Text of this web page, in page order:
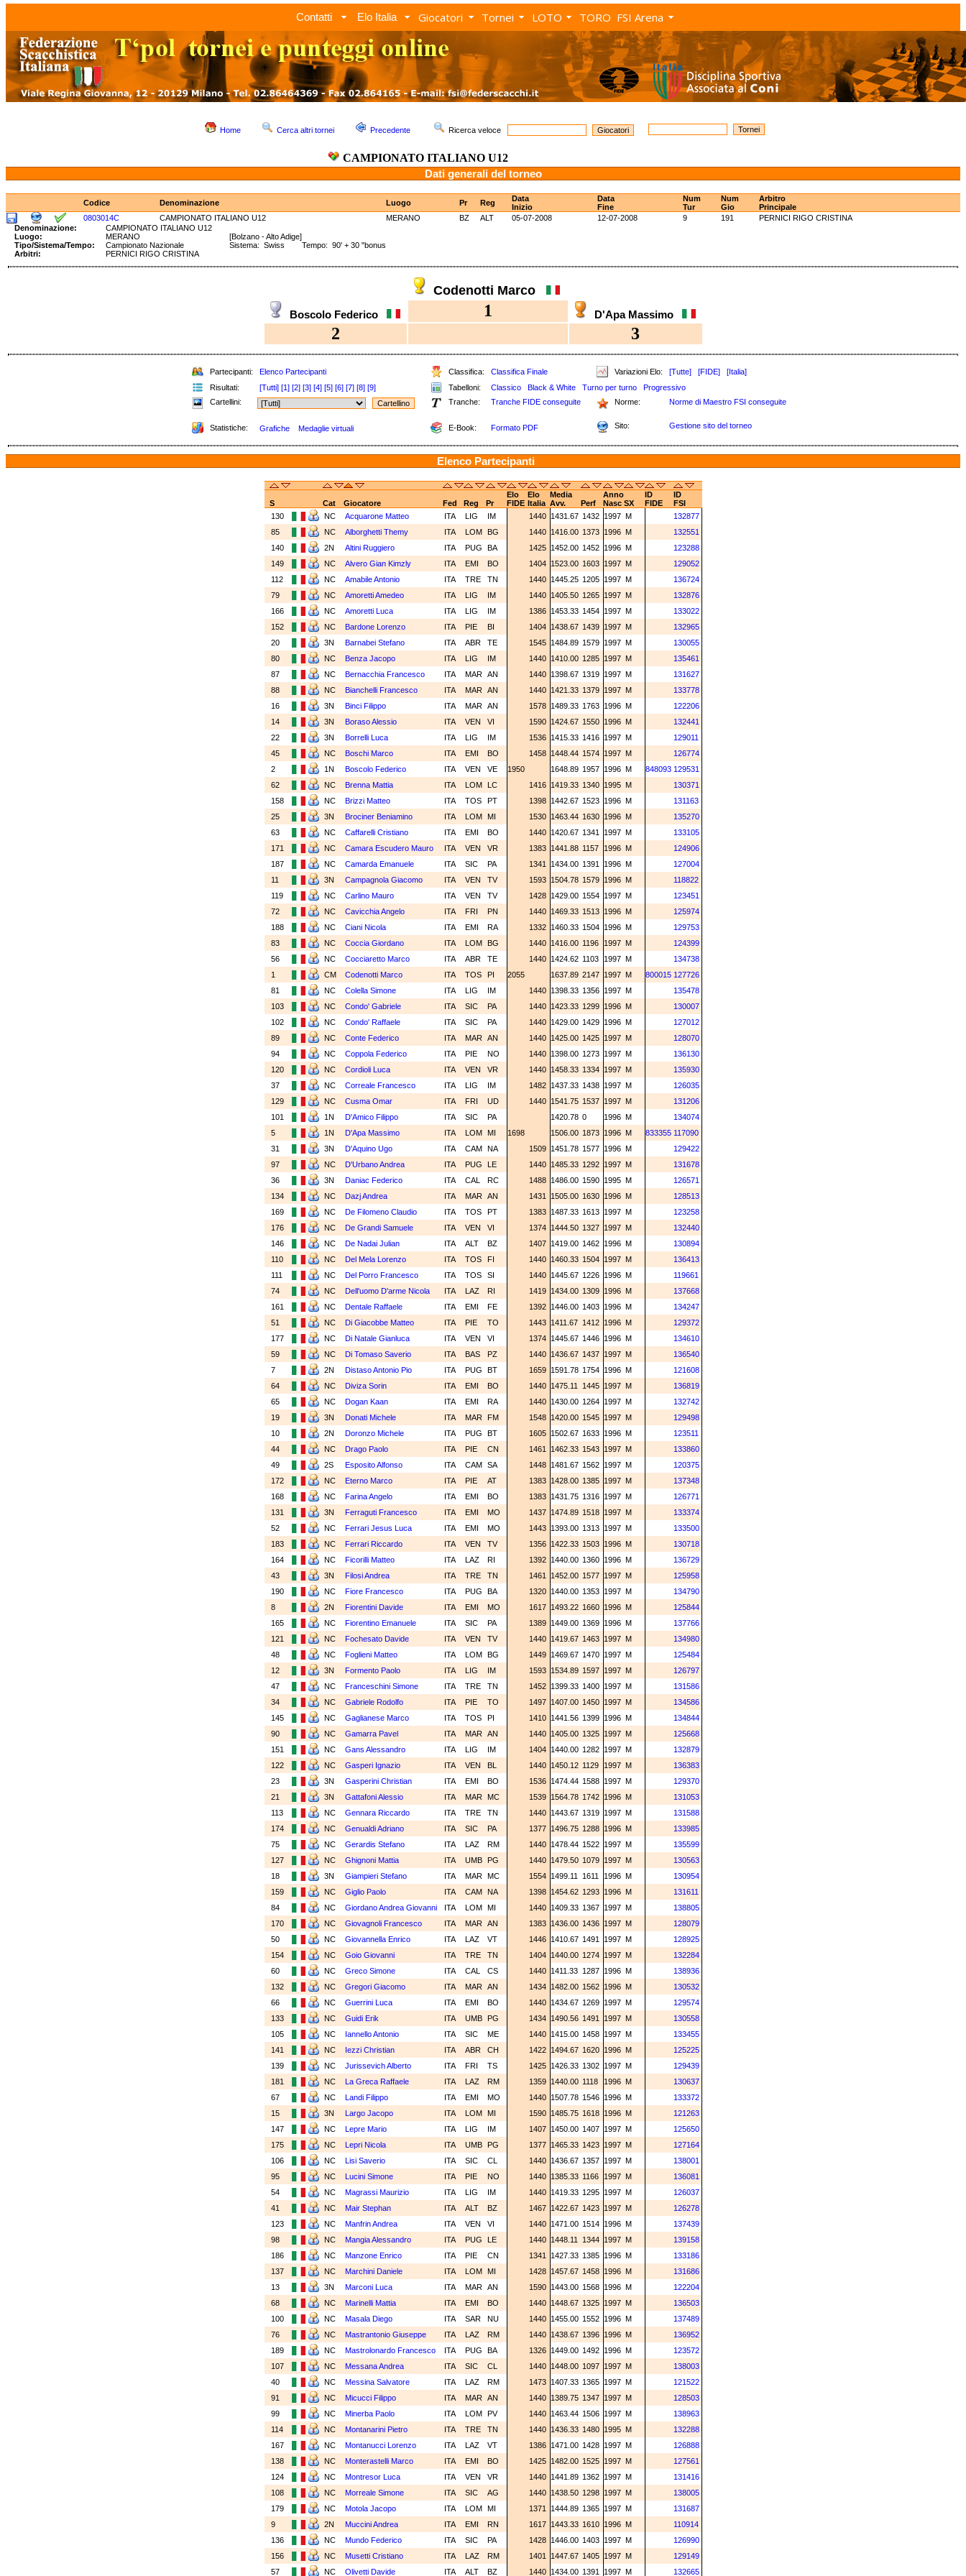
Contatti Elo Italia Giocatori Tornei LOTO TORO FSI Arena
Home Cerca altri tornei Precedente Ricerca veloce
CAMPIONATO ITALIANO U12
Dati generali del torneo
Codice Denominazione Luogo Pr Reg
Data
Inizio
Data
Fine
Num
Tur
Num
Gio
Arbitro
Principale
0803014C
CAMPIONATO ITALIANO U12 MERANO BZ ALT 05-07-2008 12-07-2008 9 191
PERNICI RIGO CRISTINA
Denominazione:
CAMPIONATO ITALIANO U12
Luogo:
MERANO
[Bolzano - Alto Adige]
Tipo/Sistema/Tempo:
Campionato Nazionale
Sistema: Swiss Tempo: 90' + 30 "bonus
Arbitri:
PERNICI RIGO CRISTINA
Codenotti Marco
Boscolo Federico 1 D'Apa Massimo
2 3
Partecipanti: Elenco Partecipanti Classifica: Classifica Finale Variazioni Elo: [Tutte] [FIDE]
[Italia]
Risultati:
[Tutti] [1] [2] [3] [4] [5] [6] [7] [8] [9] Tabelloni: Classico Black & White Turno per turno
Progressivo
Cartellini:
Tranche: Tranche FIDE conseguite Norme: Norme di Maestro FSI conseguite
Statistiche: Grafiche Medaglie virtuali E-Book: Formato PDF Sito: Gestione sito del torneo
Elenco Partecipanti
Elo Elo Media Anno ID
ID
S
Cat Giocatore Fed Reg Pr FIDE Italia Avv. Perf Nasc SX FIDE
FSI
130
NC Acquarone Matteo ITA LIG IM 1440 1431.67 1432 1997 M
132877
85
NC Alborghetti Themy ITA LOM BG 1440 1416.00 1373 1996 M
132551
140
2N Altini Ruggiero ITA PUG BA 1425 1452.00 1452 1996 M
123288
149
NC Alvero Gian Kimzly ITA EMI BO 1404 1523.00 1603 1997 M
129052
112
NC Amabile Antonio ITA TRE TN 1440 1445.25 1205 1997 M
136724
79
NC Amoretti Amedeo ITA LIG IM 1440 1405.50 1265 1997 M
132876
166
NC Amoretti Luca ITA LIG IM 1386 1453.33 1454 1997 M
133022
152
NC Bardone Lorenzo ITA PIE BI 1404 1438.67 1439 1997 M
132965
20
3N Barnabei Stefano ITA ABR TE 1545 1484.89 1579 1997 M
130055
80
NC Benza Jacopo ITA LIG IM 1440 1410.00 1285 1997 M
135461
87
NC Bernacchia Francesco ITA MAR AN 1440 1398.67 1319 1997 M
131627
88
NC Bianchelli Francesco ITA MAR AN 1440 1421.33 1379 1997 M
133778
16
3N Binci Filippo ITA MAR AN 1578 1489.33 1763 1996 M
122206
14
3N Boraso Alessio ITA VEN VI 1590 1424.67 1550 1996 M
132441
22
3N Borrelli Luca ITA LIG IM 1536 1415.33 1416 1997 M
129011
45
NC Boschi Marco ITA EMI BO 1458 1448.44 1574 1997 M
126774
2
1N Boscolo Federico ITA VEN VE 1950 1648.89 1957 1996 M 848093 129531
62
NC Brenna Mattia ITA LOM LC 1416 1419.33 1340 1995 M
130371
158
NC Brizzi Matteo ITA TOS PT 1398 1442.67 1523 1996 M
131163
25
3N Brociner Beniamino ITA LOM MI 1530 1463.44 1630 1996 M
135270
63
NC Caffarelli Cristiano ITA EMI BO 1440 1420.67 1341 1997 M
133105
171
NC Camara Escudero Mauro ITA VEN VR 1383 1441.88 1157 1996 M
124906
187
NC Camarda Emanuele ITA SIC PA 1341 1434.00 1391 1996 M
127004
11
3N Campagnola Giacomo ITA VEN TV 1593 1504.78 1579 1996 M
118822
119
NC Carlino Mauro ITA VEN TV 1428 1429.00 1554 1997 M
123451
72
NC Cavicchia Angelo ITA FRI PN 1440 1469.33 1513 1996 M
125974
188
NC Ciani Nicola ITA EMI RA 1332 1460.33 1504 1996 M
129753
83
NC Coccia Giordano ITA LOM BG 1440 1416.00 1196 1997 M
124399
56
NC Cocciaretto Marco ITA ABR TE 1440 1424.62 1103 1997 M
134738
1
CM Codenotti Marco ITA TOS PI 2055 1637.89 2147 1997 M 800015 127726
81
NC Colella Simone ITA LIG IM 1440 1398.33 1356 1997 M
135478
103
NC Condo' Gabriele ITA SIC PA 1440 1423.33 1299 1996 M
130007
102
NC Condo' Raffaele ITA SIC PA 1440 1429.00 1429 1996 M
127012
89
NC Conte Federico ITA MAR AN 1440 1425.00 1425 1997 M
128070
94
NC Coppola Federico ITA PIE NO 1440 1398.00 1273 1997 M
136130
120
NC Cordioli Luca ITA VEN VR 1440 1458.33 1334 1997 M
135930
37
NC Correale Francesco ITA LIG IM 1482 1437.33 1438 1997 M
126035
129
NC Cusma Omar ITA FRI UD 1440 1541.75 1537 1997 M
131206
101
1N D'Amico Filippo ITA SIC PA 1420.78 0 1996 M
134074
5
1N D'Apa Massimo ITA LOM MI 1698 1506.00 1873 1996 M 833355 117090
31
3N D'Aquino Ugo ITA CAM NA 1509 1451.78 1577 1996 M
129422
97
NC D'Urbano Andrea ITA PUG LE 1440 1485.33 1292 1997 M
131678
36
3N Daniac Federico ITA CAL RC 1488 1486.00 1590 1995 M
126571
134
NC Dazj Andrea ITA MAR AN 1431 1505.00 1630 1996 M
128513
169
NC De Filomeno Claudio ITA TOS PT 1383 1487.33 1613 1997 M
123258
176
NC De Grandi Samuele ITA VEN VI 1374 1444.50 1327 1997 M
132440
146
NC De Nadai Julian ITA ALT BZ 1407 1419.00 1462 1996 M
130894
110
NC Del Mela Lorenzo ITA TOS FI 1440 1460.33 1504 1997 M
136413
111
NC Del Porro Francesco ITA TOS SI 1440 1445.67 1226 1996 M
119661
74
NC Dell'uomo D'arme Nicola ITA LAZ RI 1419 1434.00 1309 1996 M
137668
161
NC Dentale Raffaele ITA EMI FE 1392 1446.00 1403 1996 M
134247
51
NC Di Giacobbe Matteo ITA PIE TO 1443 1411.67 1412 1996 M
129372
177
NC Di Natale Gianluca ITA VEN VI 1374 1445.67 1446 1996 M
134610
59
NC Di Tomaso Saverio ITA BAS PZ 1440 1436.67 1437 1997 M
136540
7
2N Distaso Antonio Pio ITA PUG BT 1659 1591.78 1754 1996 M
121608
64
NC Diviza Sorin ITA EMI BO 1440 1475.11 1445 1997 M
136819
65
NC Dogan Kaan ITA EMI RA 1440 1430.00 1264 1997 M
132742
19
3N Donati Michele ITA MAR FM 1548 1420.00 1545 1997 M
129498
10
2N Doronzo Michele ITA PUG BT 1605 1502.67 1633 1996 M
123511
44
NC Drago Paolo ITA PIE CN 1461 1462.33 1543 1997 M
133860
49
2S Esposito Alfonso ITA CAM SA 1448 1481.67 1562 1997 M
120375
172
NC Eterno Marco ITA PIE AT 1383 1428.00 1385 1997 M
137348
168
NC Farina Angelo ITA EMI BO 1383 1431.75 1316 1997 M
126771
131
3N Ferraguti Francesco ITA EMI MO 1437 1474.89 1518 1997 M
133374
52
NC Ferrari Jesus Luca ITA EMI MO 1443 1393.00 1313 1997 M
133500
183
NC Ferrari Riccardo ITA VEN TV 1356 1422.33 1503 1996 M
130718
164
NC Ficorilli Matteo ITA LAZ RI 1392 1440.00 1360 1996 M
136729
43
3N Filosi Andrea ITA TRE TN 1461 1452.00 1577 1997 M
125958
190
NC Fiore Francesco ITA PUG BA 1320 1440.00 1353 1997 M
134790
8
2N Fiorentini Davide ITA EMI MO 1617 1493.22 1660 1996 M
125844
165
NC Fiorentino Emanuele ITA SIC PA 1389 1449.00 1369 1996 M
137766
121
NC Fochesato Davide ITA VEN TV 1440 1419.67 1463 1997 M
134980
48
NC Foglieni Matteo ITA LOM BG 1449 1469.67 1470 1997 M
125484
12
3N Formento Paolo ITA LIG IM 1593 1534.89 1597 1997 M
126797
47
NC Franceschini Simone ITA TRE TN 1452 1399.33 1400 1997 M
131586
34
NC Gabriele Rodolfo ITA PIE TO 1497 1407.00 1450 1997 M
134586
145
NC Gaglianese Marco ITA TOS PI 1410 1441.56 1399 1996 M
134844
90
NC Gamarra Pavel ITA MAR AN 1440 1405.00 1325 1997 M
125668
151
NC Gans Alessandro ITA LIG IM 1404 1440.00 1282 1997 M
132879
122
NC Gasperi Ignazio ITA VEN BL 1440 1450.12 1129 1997 M
136383
23
3N Gasperini Christian ITA EMI BO 1536 1474.44 1588 1997 M
129370
21
3N Gattafoni Alessio ITA MAR MC 1539 1564.78 1742 1996 M
131053
113
NC Gennara Riccardo ITA TRE TN 1440 1443.67 1319 1997 M
131588
174
NC Genualdi Adriano ITA SIC PA 1377 1496.75 1288 1996 M
133985
75
NC Gerardis Stefano ITA LAZ RM 1440 1478.44 1522 1997 M
135599
127
NC Ghignoni Mattia ITA UMB PG 1440 1479.50 1079 1997 M
130563
18
3N Giampieri Stefano ITA MAR MC 1554 1499.11 1611 1996 M
130954
159
NC Giglio Paolo ITA CAM NA 1398 1454.62 1293 1996 M
131611
84
NC Giordano Andrea Giovanni ITA LOM MI 1440 1409.33 1367 1997 M
138805
170
NC Giovagnoli Francesco ITA MAR AN 1383 1436.00 1436 1997 M
128079
50
NC Giovannella Enrico ITA LAZ VT 1446 1410.67 1491 1997 M
128925
154
NC Goio Giovanni ITA TRE TN 1404 1440.00 1274 1997 M
132284
60
NC Greco Simone ITA CAL CS 1440 1411.33 1287 1996 M
138936
132
NC Gregori Giacomo ITA MAR AN 1434 1482.00 1562 1996 M
130532
66
NC Guerrini Luca ITA EMI BO 1440 1434.67 1269 1997 M
129574
133
NC Guidi Erik ITA UMB PG 1434 1490.56 1491 1997 M
130558
105
NC Iannello Antonio ITA SIC ME 1440 1415.00 1458 1997 M
133455
141
NC Iezzi Christian ITA ABR CH 1422 1494.67 1620 1996 M
125225
139
NC Jurissevich Alberto ITA FRI TS 1425 1426.33 1302 1997 M
129439
181
NC La Greca Raffaele ITA LAZ RM 1359 1440.00 1118 1996 M
130637
67
NC Landi Filippo ITA EMI MO 1440 1507.78 1546 1996 M
133372
15
3N Largo Jacopo ITA LOM MI 1590 1485.75 1618 1996 M
121263
147
NC Lepre Mario ITA LIG IM 1407 1450.00 1407 1997 M
125650
175
NC Lepri Nicola ITA UMB PG 1377 1465.33 1423 1997 M
127164
106
NC Lisi Saverio ITA SIC CL 1440 1436.67 1357 1997 M
138001
95
NC Lucini Simone ITA PIE NO 1440 1385.33 1166 1997 M
136081
54
NC Magrassi Maurizio ITA LIG IM 1440 1419.33 1295 1997 M
126037
41
NC Mair Stephan ITA ALT BZ 1467 1422.67 1423 1997 M
126278
123
NC Manfrin Andrea ITA VEN VI 1440 1471.00 1514 1996 M
137439
98
NC Mangia Alessandro ITA PUG LE 1440 1448.11 1344 1997 M
139158
186
NC Manzone Enrico ITA PIE CN 1341 1427.33 1385 1996 M
133186
137
NC Marchini Daniele ITA LOM MI 1428 1457.67 1458 1996 M
131686
13
3N Marconi Luca ITA MAR AN 1590 1443.00 1568 1996 M
122204
68
NC Marinelli Mattia ITA EMI BO 1440 1448.67 1325 1997 M
136503
100
NC Masala Diego ITA SAR NU 1440 1455.00 1552 1996 M
137489
76
NC Mastrantonio Giuseppe ITA LAZ RM 1440 1438.67 1396 1996 M
136952
189
NC Mastrolonardo Francesco ITA PUG BA 1326 1449.00 1492 1996 M
123572
107
NC Messana Andrea ITA SIC CL 1440 1448.00 1097 1997 M
138003
40
NC Messina Salvatore ITA LAZ RM 1473 1407.33 1365 1997 M
121522
91
NC Micucci Filippo ITA MAR AN 1440 1389.75 1347 1997 M
128503
99
NC Minerba Paolo ITA LOM PV 1440 1463.44 1506 1997 M
138963
114
NC Montanarini Pietro ITA TRE TN 1440 1436.33 1480 1995 M
132288
167
NC Montanucci Lorenzo ITA LAZ VT 1386 1471.00 1428 1997 M
126888
138
NC Monterastelli Marco ITA EMI BO 1425 1482.00 1525 1997 M
127561
124
NC Montresor Luca ITA VEN VR 1440 1441.89 1362 1997 M
131416
108
NC Morreale Simone ITA SIC AG 1440 1438.50 1298 1997 M
138005
179
NC Motola Jacopo ITA LOM MI 1371 1444.89 1365 1997 M
131687
9
2N Muccini Andrea ITA EMI RN 1617 1443.33 1610 1996 M
110914
136
NC Mundo Federico ITA SIC PA 1428 1446.00 1403 1997 M
126990
156
NC Musetti Cristiano ITA LAZ RM 1401 1447.67 1405 1997 M
129149
57
NC Olivetti Davide ITA ALT BZ 1440 1434.00 1391 1997 M 132665